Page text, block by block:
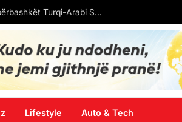
Policia e privoi nga liria një person lidhur me aksidentin rrugor dje në Shkup në të cilin jetën e humbi një motoçiklist 19-vjeçar nga rrethina e Shkupit
Lifestyle Auto & Tech